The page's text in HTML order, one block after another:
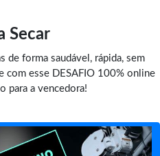
Secar
de forma saudável, rápida, sem
com esse DESAFIO 100% online
para a vencedora!